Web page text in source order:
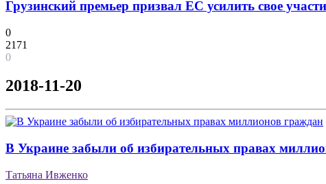
Грузинский премьер призвал ЕС усилить свое
0
2171
0
2018-11-20
В Украине забыли об избирательных правах
Татьяна Ивженко